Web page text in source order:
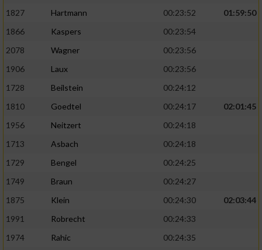
1827
Hartmann 00:23:52
01:59:50
1866
Kaspers
00:23:54
2078
Wagner
00:23:56
1906
Laux
00:23:56
1728
Beilstein
00:24:12
1810
Goedtel 00:24:17
02:01:45
1956
Neitzert
00:24:18
1713
Asbach
00:24:18
1729
Bengel
00:24:25
1749
Braun
00:24:27
1875
Klein 00:24:30
02:03:44
1991
Robrecht
00:24:33
1974
Rahic 00:24:35